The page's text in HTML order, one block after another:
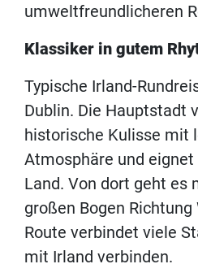
umweltfreundlicheren
Klassiker in gutem
Typische Irland-
Dublin. Die Hauptstadt
historische Kulisse mit
Atmosphäre und
Land. Von dort geht es
großen Bogen
Route verbindet viele
mit Irland verbinden.